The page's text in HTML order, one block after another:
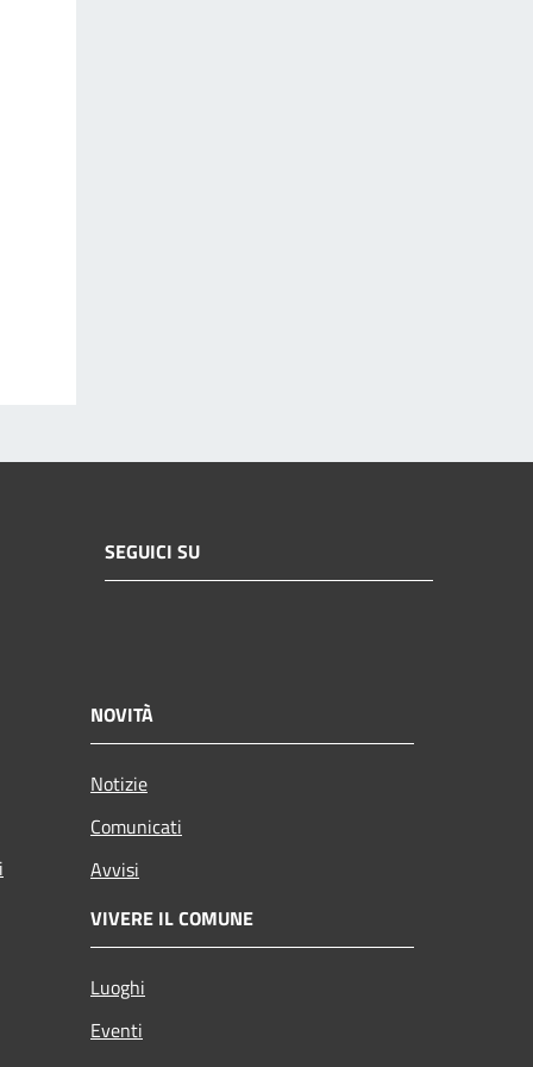
SEGUICI SU
NOVITÀ
Notizie
Comunicati
Avvisi
VIVERE IL COMUNE
Luoghi
Eventi